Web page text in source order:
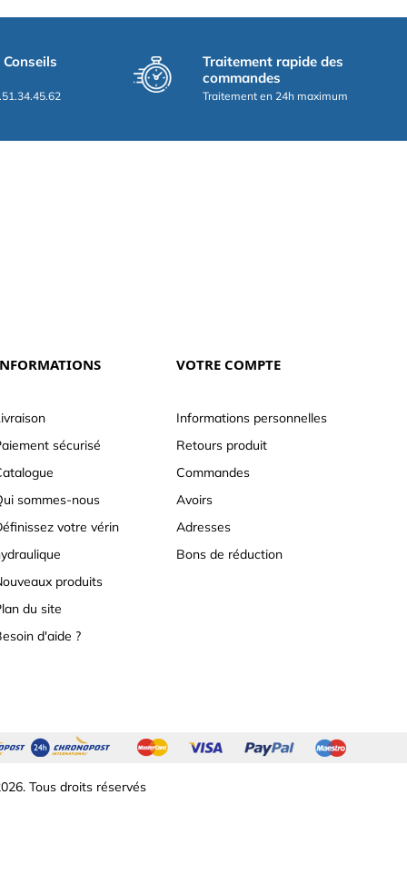
Traitement rapide des
commandes
Traitement en 24h maximum
sécurisé
sommes-nous
votre vérin
produits
du site
d'aide ?
VOTRE COMPTE
Informations personnelles
Retours produit
Commandes
Avoirs
Adresses
Bons de réduction
Tous droits réservés